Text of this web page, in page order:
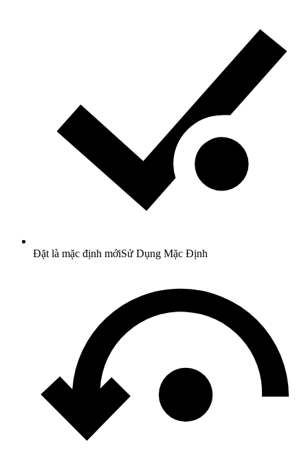
Đặt là mặc định mớiSử Dụng Mặc Định